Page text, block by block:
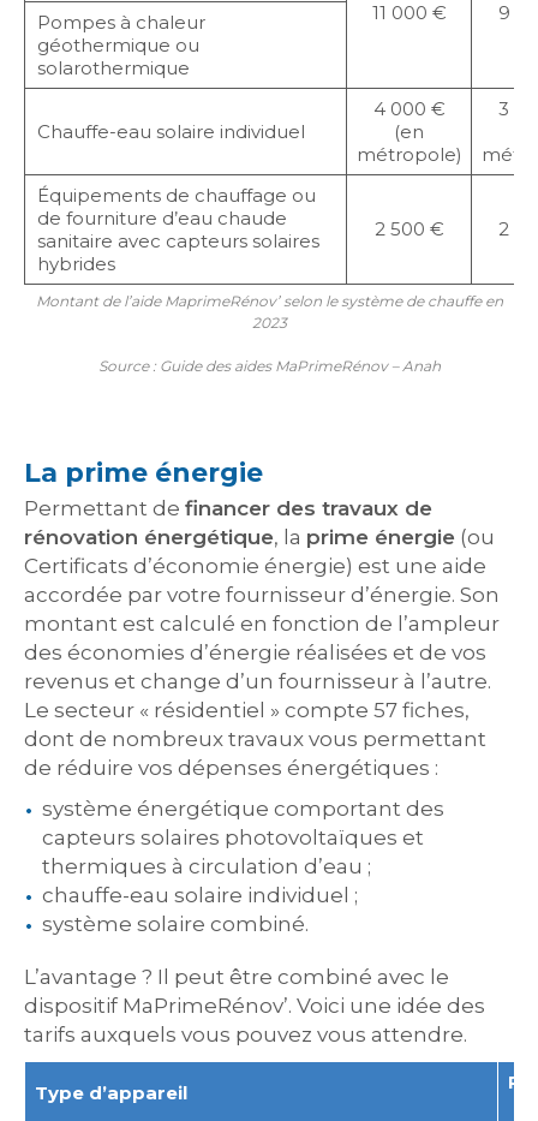
11 000 €
9
Pompes à chaleur
géothermique ou
solarothermique
Chauffe-eau solaire individuel
4 000 €
(en
métropole)
3
Équipements de chauffage ou
de fourniture d’eau chaude
sanitaire avec capteurs solaires
hybrides
2 500 € 2
Montant de l’aide MaprimeRénov’ selon le système de chauffe en
2023
Source : Guide des aides MaPrimeRénov – Anah
La prime énergie
Permettant de financer des travaux de
rénovation énergétique, la prime énergie (ou
Certificats d’économie énergie) est une aide
accordée par votre fournisseur d’énergie. Son
montant est calculé en fonction de l’ampleur
des économies d’énergie réalisées et de vos
revenus et change d’un fournisseur à l’autre.
Le secteur « résidentiel » compte 57 fiches,
dont de nombreux travaux vous permettant
de réduire vos dépenses énergétiques :
système énergétique comportant des
capteurs solaires photovoltaïques et
thermiques à circulation d’eau ;
chauffe-eau solaire individuel ;
système solaire combiné.
L’avantage ? Il peut être combiné avec le
dispositif MaPrimeRénov’. Voici une idée des
tarifs auxquels vous pouvez vous attendre.
Type d’appareil